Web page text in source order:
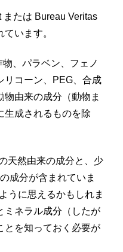
たは Bureau Veritas
います。
、パラベン、フェノ
リコーン、PEG、合成
由来の成分（動物ま
生成されるものを除
天然由来の成分と、少
成分が含まれていま
うに思えるかもしれま
ミネラル成分（したが
とを知っておく必要が